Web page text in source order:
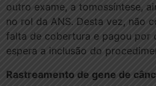
outro exame, a tomossíntese,
no rol da ANS. Desta vez, não
falta de cobertura e pagou por
espera a inclusão do
Rastreamento de gene de